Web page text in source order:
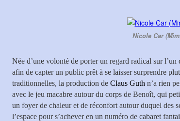
Nicole Car
Née d’une volonté de porter un regard radical sur
afin de capter un public prêt à se laisser surprendre
traditionnelles, la production de Claus Guth n’a rien
avec le jeu macabre autour du corps de Benoît, qui
un foyer de chaleur et de réconfort autour duquel des
l’espace pour s’achever en un numéro de cabaret